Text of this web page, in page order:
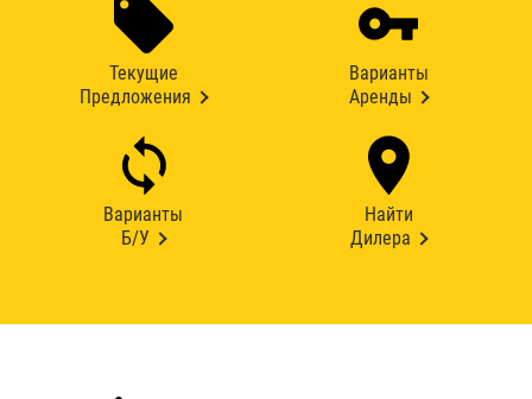
Текущие
Предложения
Варианты
Аренды
Варианты
Б/У
Найти
Дилера